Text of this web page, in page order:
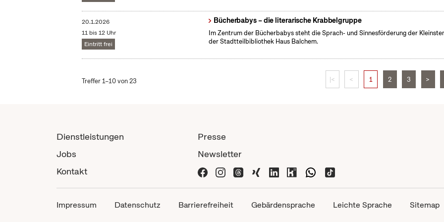
20.1.2026
11 bis 12 Uhr
Eintritt frei
Bücherbabys – die literarische Krabbelgruppe
Im Zentrum der Bücherbabys steht die Sprach- und Sinnesförderung der
der Stadtteilbibliothek Haus Balchem.
Treffer 1–10 von 23 |< < 1 2 3 >
Dienstleistungen
Jobs
Kontakt
Presse
Newsletter
Impressum Datenschutz Barrierefreiheit Gebärdensprache Leichte Sprache Sitemap